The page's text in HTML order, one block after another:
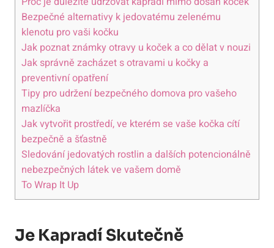
Bezpečné alternativy k jedovatému zelenému
klenotu pro vaši kočku
Jak poznat známky otravy u koček a co dělat v nouzi
Jak správně zacházet s otravami u kočky a
preventivní opatření
Tipy pro udržení bezpečného domova pro vašeho
mazlíčka
Jak vytvořit prostředí, ve kterém se vaše kočka cítí
bezpečně a šťastně
Sledování jedovatých rostlin a dalších potencionálně
nebezpečných látek ve vašem domě
To Wrap It Up
Je Kapradí Skutečně